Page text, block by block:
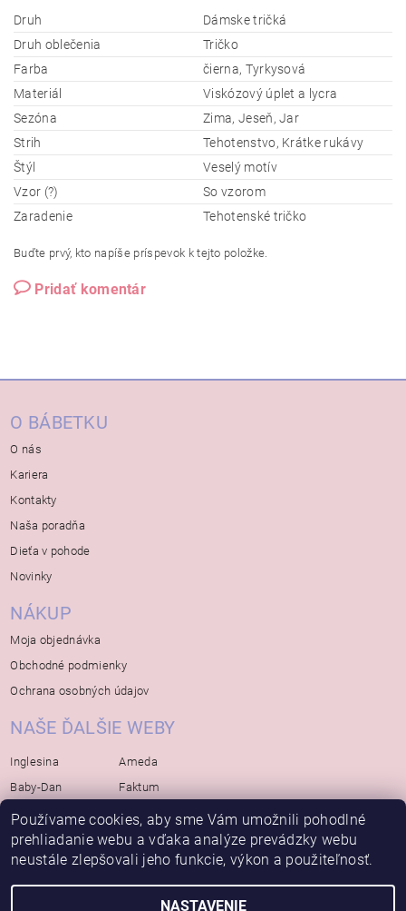
Druh
Dámske tričká
Druh oblečenia
Tričko
Farba
čierna, Tyrkysová
Materiál
Viskózový úplet a lycra
Sezóna
Zima, Jeseň, Jar
Strih
Tehotenstvo, Krátke rukávy
Štýl
Veselý motív
Vzor (?)
So vzorom
Zaradenie
Tehotenské tričko
Buďte prvý, kto napíše príspevok k tejto položke.
Pridať komentár
O BÁBETKU
O nás
Kariera
Kontakty
Naša poradňa
Dieťa v pohode
Novinky
NÁKUP
Moja objednávka
Obchodné podmienky
Ochrana osobných údajov
NAŠE ĎALŠIE WEBY
Inglesina
Baby-Dan
Rialto
Bébé-Jou
Avova
Ameda
Faktum
Koelstra
Bambino-Mio
Používame cookies, aby sme Vám umožnili pohodlné
prehliadanie webu a vďaka analýze prevádzky webu
neustále zlepšovali jeho funkcie, výkon a použiteľnosť.
NASTAVENIE